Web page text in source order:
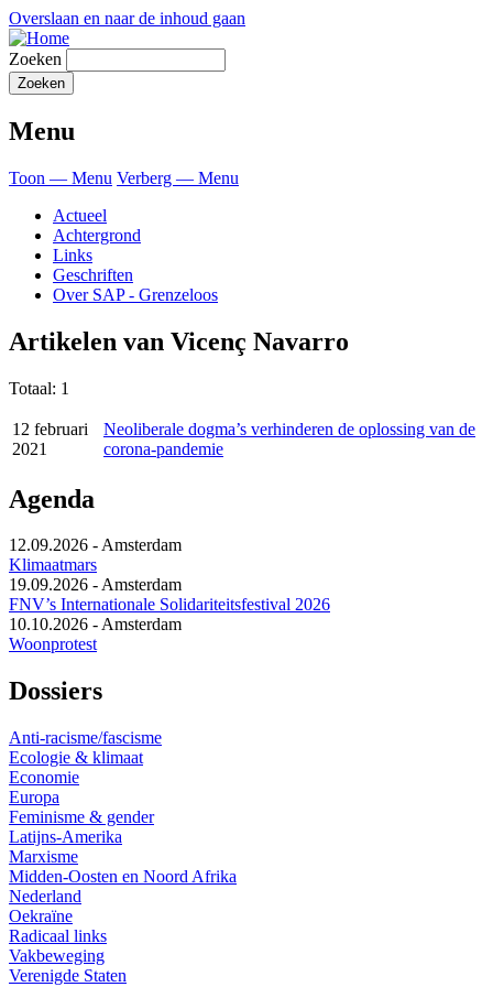
Overslaan en naar de inhoud gaan
Zoeken
Menu
Toon — Menu Verberg — Menu
Actueel
Achtergrond
Links
Geschriften
Over SAP - Grenzeloos
Artikelen van Vicenç Navarro
Totaal: 1
12 februari
2021
Neoliberale dogma’s verhinderen de oplossing van de
corona-pandemie
Agenda
12.09.2026 -Amsterdam
Klimaatmars
19.09.2026 -Amsterdam
FNV’s Internationale Solidariteitsfestival 2026
10.10.2026 -Amsterdam
Woonprotest
Dossiers
Anti-racisme/fascisme
Ecologie & klimaat
Economie
Europa
Feminisme & gender
Latijns-Amerika
Marxisme
Midden-Oosten en Noord Afrika
Nederland
Oekraïne
Radicaal links
Vakbeweging
Verenigde Staten